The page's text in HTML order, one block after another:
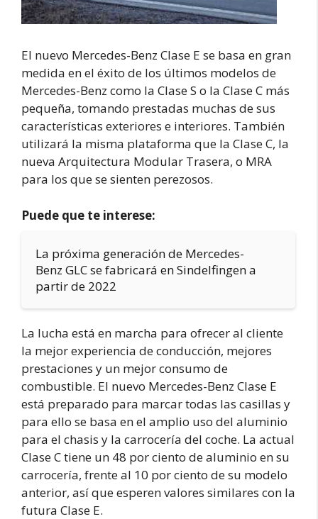
El nuevo Mercedes-Benz Clase E se basa en gran
medida en el éxito de los últimos modelos de
Mercedes-Benz como la Clase S o la Clase C más
pequeña, tomando prestadas muchas de sus
características exteriores e interiores. También
utilizará la misma plataforma que la Clase C, la
nueva Arquitectura Modular Trasera, o MRA
para los que se sienten perezosos.
Puede que te interese:
La próxima generación de Mercedes-
Benz GLC se fabricará en Sindelfingen a
partir de 2022
La lucha está en marcha para ofrecer al cliente
la mejor experiencia de conducción, mejores
prestaciones y un mejor consumo de
combustible. El nuevo Mercedes-Benz Clase E
está preparado para marcar todas las casillas y
para ello se basa en el amplio uso del aluminio
para el chasis y la carrocería del coche. La actual
Clase C tiene un 48 por ciento de aluminio en su
carrocería, frente al 10 por ciento de su modelo
anterior, así que esperen valores similares con la
futura Clase E.